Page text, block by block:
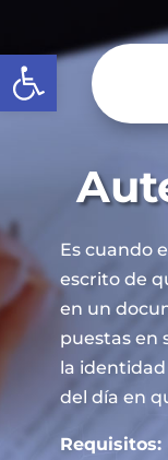
Abrir barra de
Es cuando
escrito de
en un
puestas en
la
del día en
Requisitos: